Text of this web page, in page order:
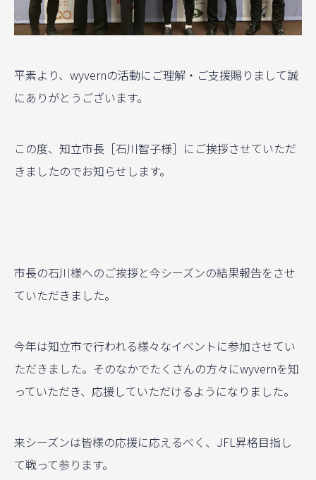
平素より、wyvernの活動にご理解・ご支援賜りまして誠
にありがとうございます。
この度、知立市長［石川智子様］にご挨拶させていただ
きましたのでお知らせします。
市長の石川様へのご挨拶と今シーズンの結果報告をさせ
ていただきました。
今年は知立市で行われる様々なイベントに参加させてい
ただきました。そのなかでたくさんの方々にwyvernを知
っていただき、応援していただけるようになりました。
来シーズンは皆様の応援に応えるべく、JFL昇格目指し
て戦って参ります。